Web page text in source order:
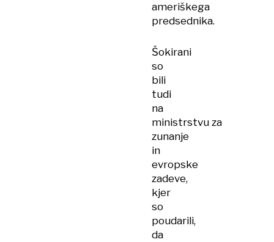
ameriškega
predsednika.
Šokirani
so
bili
tudi
na
ministrstvu za
zunanje
in
evropske
zadeve,
kjer
so
poudarili,
da